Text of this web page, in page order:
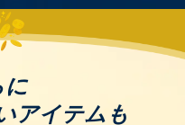
機器で、通信機器の
い製品の一つです。
トワークアナライザ
に
アイテムも